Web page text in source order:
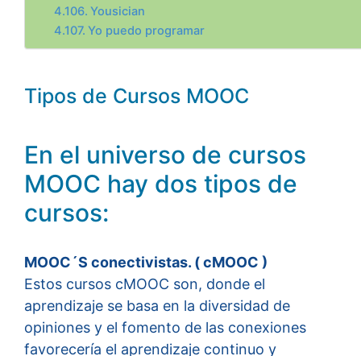
Yousician
Yo puedo programar
Tipos de Cursos MOOC
En el universo de cursos
MOOC hay dos tipos de
cursos:
MOOC´S conectivistas. ( cMOOC )
Estos cursos cMOOC son, donde el
aprendizaje se basa en la diversidad de
opiniones y el fomento de las conexiones
favorecería el aprendizaje continuo y